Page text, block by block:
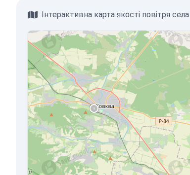
Інтерактивна карта якості повітря